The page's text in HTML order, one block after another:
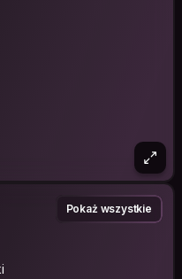
Pokaż wszystkie